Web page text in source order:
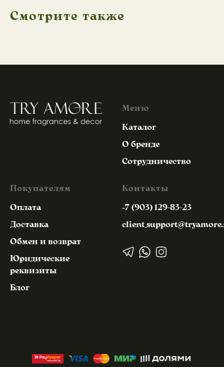
Смотрите также
Меню
Каталог
О бренде
Сотрудничество
Покупателям
Оплата
Доставка
Обмен и возврат
Юридические
реквизиты
Блог
Контакты
+7 (903) 129-83-23